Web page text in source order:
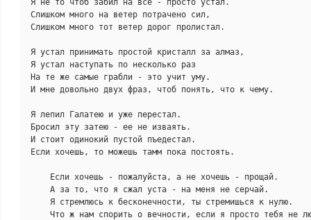
Я не то чтоб забил на все - просто устал.
Слишком много на ветер потрачено сил,
Слишком много тот ветер дорог пролистал.
Я устал принимать простой кристалл за алмаз,
Я устал наступать по несколько раз
На те же самые грабли - это учит уму.
И мне довольно двух фраз, чтоб понять, что к чему.
Я лепил Галатею и уже перестал.
Бросил эту затею - ее не изваять.
И стоит одинокий пустой пъедестал.
Если хочешь, то можешь тамм пока постоять.
    Если хочешь - пожалуйста, а не хочешь - прощай.
    А за то, что я сжал уста - на меня не серчай.
    Я стремлюсь к бесконечности, ты стремишься к нулю.
Что ж нам спорить о вечности, если я просто тебя не